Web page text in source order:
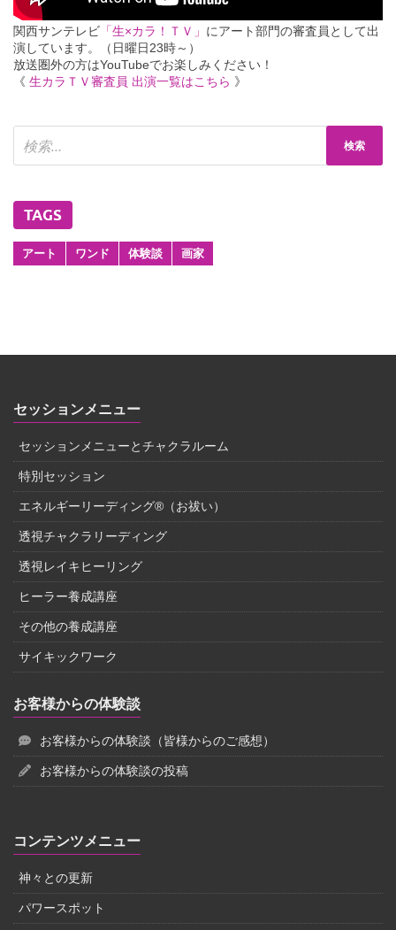
関西サンテレビ 「生×カラ！ＴＶ」 にアート部門の審査員として出
演しています。（日曜日23時～）
放送圏外の方はYouTubeでお楽しみください！
《 生カラＴＶ審査員 出演一覧はこちら 》
TAGS
アート ワンド 体験談 画家
セッションメニュー
セッションメニューとチャクラルーム
特別セッション
エネルギーリーディング®（お祓い）
透視チャクラリーディング
透視レイキヒーリング
ヒーラー養成講座
その他の養成講座
サイキックワーク
お客様からの体験談
お客様からの体験談（皆様からのご感想）
お客様からの体験談の投稿
コンテンツメニュー
神々との更新
パワースポット